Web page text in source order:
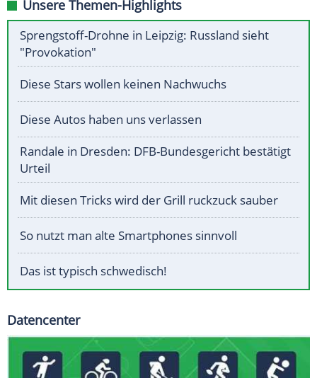
Unsere Themen-Highlights
Sprengstoff-Drohne in Leipzig: Russland sieht
"Provokation"
Diese Stars wollen keinen Nachwuchs
Diese Autos haben uns verlassen
Randale in Dresden: DFB-Bundesgericht bestätigt
Urteil
Mit diesen Tricks wird der Grill ruckzuck sauber
So nutzt man alte Smartphones sinnvoll
Das ist typisch schwedisch!
Datencenter